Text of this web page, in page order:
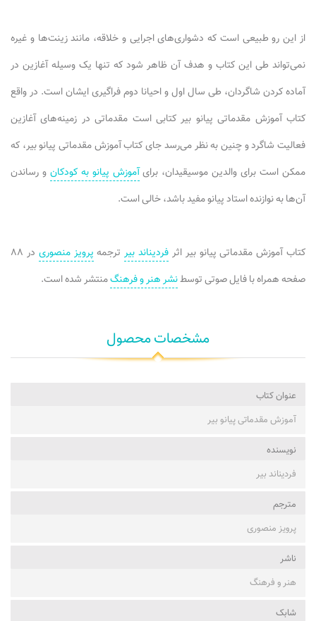
از این رو طبیعی است که دشواری‌های اجرایی و خلاقه، مانند زینت‌ها و غیره
نمی‌تواند طی این کتاب و هدف آن ظاهر شود که تنها یک وسیله آغازین در
آماده کردن شاگردان، طی سال اول و احیانا دوم فراگیری ایشان است. در واقع
کتاب آموزش مقدماتی پیانو بیر کتابی است مقدماتی در زمینه‌های آغازین
فعالیت شاگرد و چنین به نظر می‌رسد جای کتاب آموزش مقدماتی پیانو بیر، که
ممکن است برای والدین موسیقیدان، برایآموزش پیانو به کودکان و رساندن
آن‌ها به نوازنده استاد پیانو مفید باشد، خالی است.
کتاب آموزش مقدماتی پیانو بیر اثر فردیناند بیر ترجمه پرویز منصوری
در ۸۸
صفحه همراه با فایل صوتی توسطنشر هنر و فرهنگمنتشر شده است.
مشخصات محصول
عنوان کتاب
آموزش مقدماتی پیانو بیر
نویسنده
فردیناند بیر
مترجم
پرویز منصوری
ناشر
هنر و فرهنگ
شابک